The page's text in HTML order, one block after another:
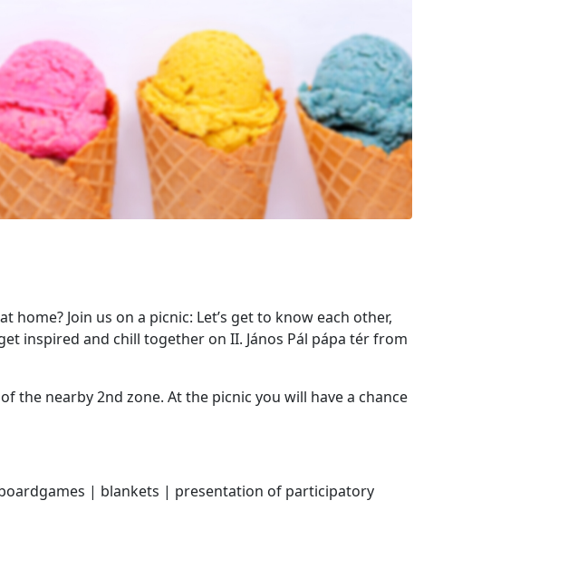
Join us on a picnic: Let’s get to know each other,
inspired and chill together on II. János Pál pápa tér from
nearby 2nd zone. At the picnic you will have a chance
| blankets | presentation of participatory